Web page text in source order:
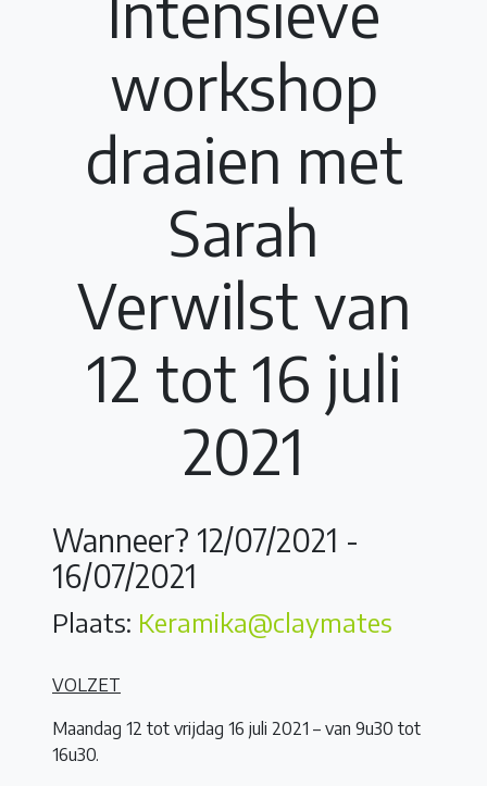
workshop
draaien met
Sarah
Verwilst van
12 tot 16 juli
2021
Wanneer? 12/07/2021 -
16/07/2021
Plaats: Keramika@claymates
VOLZET
Maandag 12 tot vrijdag 16 juli 2021 – van 9u30 tot
16u30.